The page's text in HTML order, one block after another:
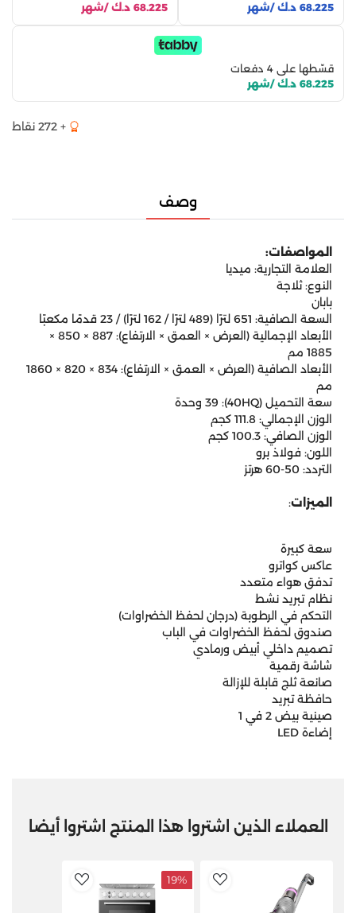
68.225 د.ك /شهر
68.225 د.ك /شهر
قسّطها على 4 دفعات
68.225 د.ك /شهر
+ 272 نقاط
وصف
المواصفات:
العلامة التجارية: ميديا
النوع: ثلاجة
بابان
السعة الصافية: 651 لترًا (489 لترًا / 162 لترًا) / 23 قدمًا مكعبًا
الأبعاد الإجمالية (العرض × العمق × الارتفاع): 887 × 850 ×
1885 مم
الأبعاد الصافية (العرض × العمق × الارتفاع): 834 × 820 × 1860
مم
سعة التحميل (40HQ): 39 وحدة
الوزن الإجمالي: 111.8 كجم
الوزن الصافي: 100.3 كجم
اللون: فولاذ برو
التردد: 50-60 هرتز
الميزات:
سعة كبيرة
عاكس كواترو
تدفق هواء متعدد
نظام تبريد نشط
التحكم في الرطوبة (درجان لحفظ الخضراوات)
صندوق لحفظ الخضراوات في الباب
تصميم داخلي أبيض ورمادي
شاشة رقمية
صانعة ثلج قابلة للإزالة
حافظة تبريد
صينية بيض 2 في 1
إضاءة LED
العملاء الذين اشتروا هذا المنتج اشتروا أيضا
AddToWishlist
19%